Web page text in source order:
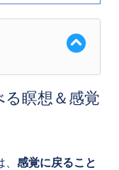
る瞑想＆感覚
感覚に戻ること